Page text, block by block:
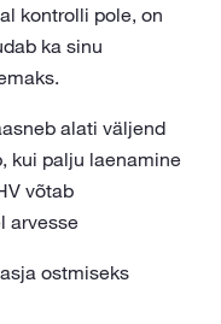
kontrolli pole, on
ka sinu
alati väljend
kui palju laenamine
võtab
arvesse
ostmiseks